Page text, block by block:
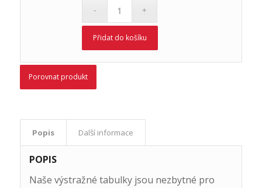
Přidat do košíku
Porovnat produkt
Popis Další informace
POPIS
Naše výstražné tabulky jsou nezbytné pro